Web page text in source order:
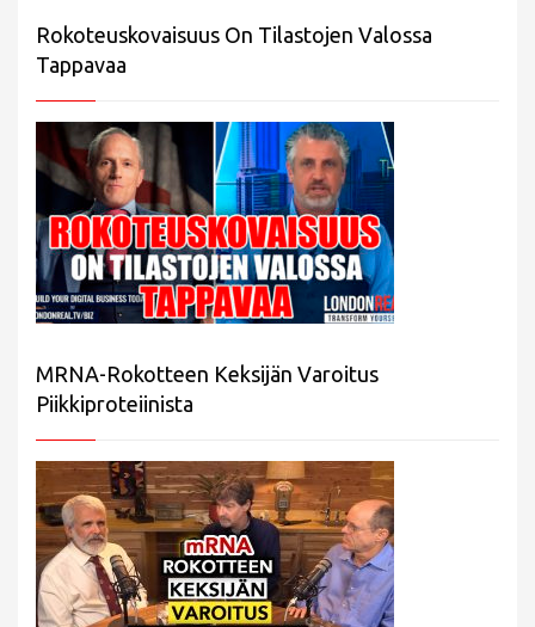
Rokoteuskovaisuus On Tilastojen Valossa
Tappavaa
MRNA-Rokotteen Keksijän Varoitus
Piikkiproteiinista